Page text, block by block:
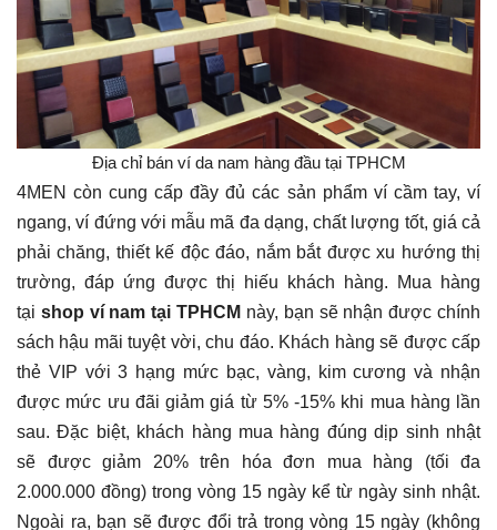
Địa chỉ bán ví da nam hàng đầu tại TPHCM
4MEN còn cung cấp đầy đủ các sản phẩm ví cầm tay, ví
ngang, ví đứng với mẫu mã đa dạng, chất lượng tốt, giá cả
phải chăng, thiết kế độc đáo, nắm bắt được xu hướng thị
trường, đáp ứng được thị hiếu khách hàng. Mua hàng
tại shop ví nam tại TPHCM này, bạn sẽ nhận được chính
sách hậu mãi tuyệt vời, chu đáo. Khách hàng sẽ được cấp
thẻ VIP với 3 hạng mức bạc, vàng, kim cương và nhận
được mức ưu đãi giảm giá từ 5% -15% khi mua hàng lần
sau. Đặc biệt, khách hàng mua hàng đúng dịp sinh nhật
sẽ được giảm 20% trên hóa đơn mua hàng (tối đa
2.000.000 đồng) trong vòng 15 ngày kể từ ngày sinh nhật.
Ngoài ra, bạn sẽ được đổi trả trong vòng 15 ngày (không